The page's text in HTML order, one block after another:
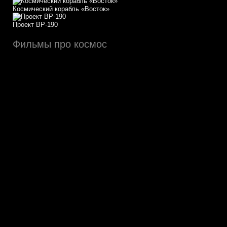
Космический корабль «Восток»
Проект ВР-190
Фильмы про космос